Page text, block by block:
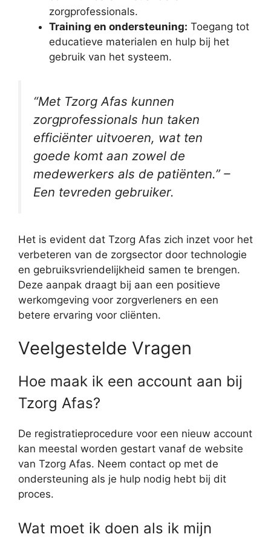
zorgprofessionals.
Training en ondersteuning: Toegang tot
educatieve materialen en hulp bij het
gebruik van het systeem.
“Met Tzorg Afas kunnen
zorgprofessionals hun taken
efficiënter uitvoeren, wat ten
goede komt aan zowel de
medewerkers als de patiënten.” –
Een tevreden gebruiker.
Het is evident dat Tzorg Afas zich inzet voor het
verbeteren van de zorgsector door technologie
en gebruiksvriendelijkheid samen te brengen.
Deze aanpak draagt bij aan een positieve
werkomgeving voor zorgverleners en een
betere ervaring voor cliënten.
Veelgestelde Vragen
Hoe maak ik een account aan bij
Tzorg Afas?
De registratieprocedure voor een nieuw account
kan meestal worden gestart vanaf de website
van Tzorg Afas. Neem contact op met de
ondersteuning als je hulp nodig hebt bij dit
proces.
Wat moet ik doen als ik mijn